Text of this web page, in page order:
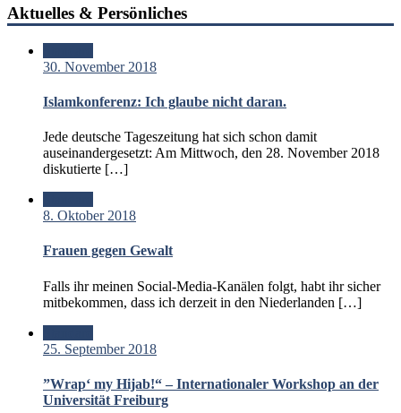
Aktuelles & Persönliches
30. November 2018
Islamkonferenz: Ich glaube nicht daran.
Jede deutsche Tageszeitung hat sich schon damit
auseinandergesetzt: Am Mittwoch, den 28. November 2018
diskutierte […]
8. Oktober 2018
Frauen gegen Gewalt
Falls ihr meinen Social-Media-Kanälen folgt, habt ihr sicher
mitbekommen, dass ich derzeit in den Niederlanden […]
25. September 2018
”Wrap‘ my Hijab!“ – Internationaler Workshop an der
Universität Freiburg